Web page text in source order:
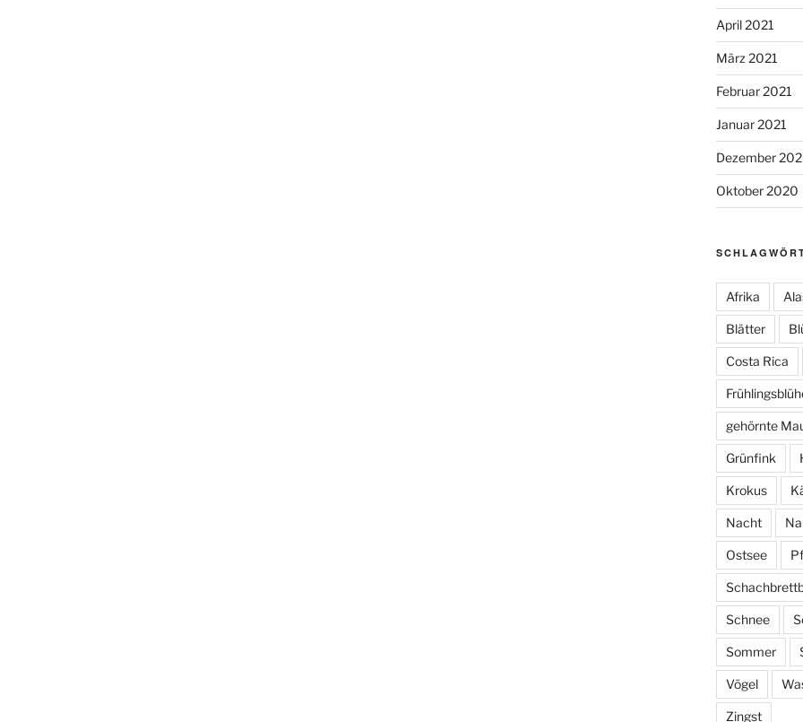
April 2021
März 2021
Februar 2021
Januar 2021
Dezember
Oktober 2020
Afrika
Blätter
Costa Rica
gehörnte
Grünfink
Krokus
Nacht
Ostsee
Schnee
Sommer
Vögel
Zingst